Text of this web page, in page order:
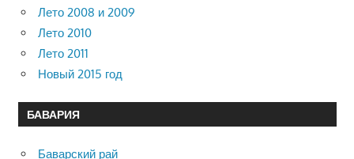
Лето 2008 и 2009
Лето 2010
Лето 2011
Новый 2015 год
БАВАРИЯ
Баварский рай